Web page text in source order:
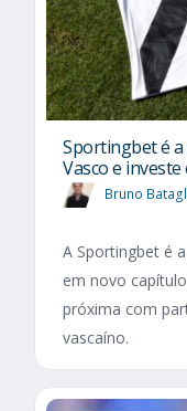
Sportingbet é
Vasco e
Bruno
A Sportingbet é
em novo
próxima com
vascaíno.